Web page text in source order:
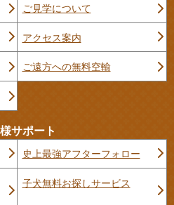
ご見学について
アクセス案内
ご遠方への無料空輸
サポート
史上最強アフターフォロー
子犬無料お探しサービス